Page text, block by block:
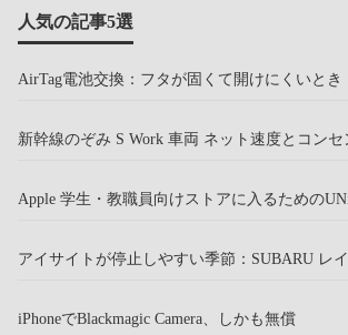
人気の記事5選
AirTag電池交換：フタが固くて開けにくいとき
新幹線のぞみ S Work 車両 ネット速度とコンセ
Apple 学生・教職員向けストアに入るための
アイサイトが停止しやすい季節：SUBARU レ
iPhoneでBlackmagic Camera、しかも無償